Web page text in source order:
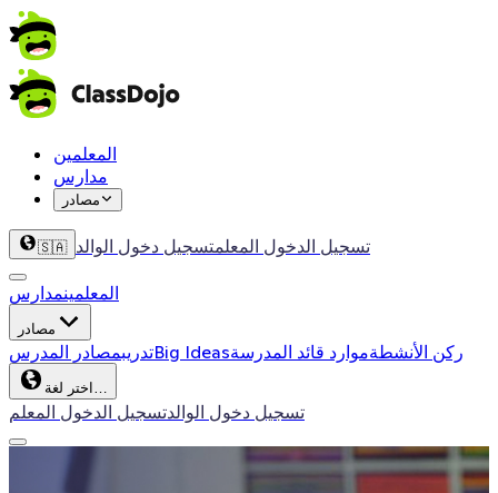
المعلمين
مدارس
مصادر
🇸🇦 تسجيل الدخول المعلمتسجيل دخول الوالد
المعلمينمدارس
مصادر
تدريبمصادر المدرس Big Ideas ركن الأنشطةموارد قائد المدرسة
اختر لغة…
تسجيل الدخول المعلمتسجيل دخول الوالد